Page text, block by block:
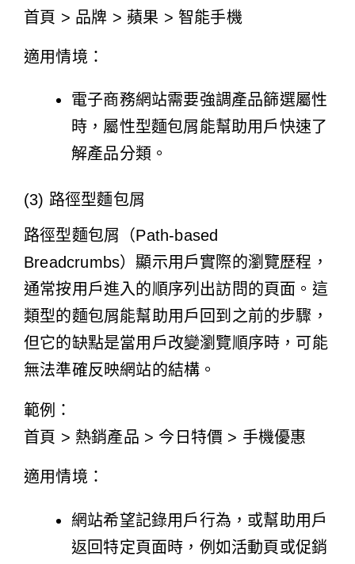
首頁 > 品牌 > 蘋果 > 智能手機
適用情境：
電子商務網站需要強調產品篩選屬性
時，屬性型麵包屑能幫助用戶快速了
解產品分類。
(3) 路徑型麵包屑
路徑型麵包屑（Path-based
Breadcrumbs）顯示用戶實際的瀏覽歷程，
通常按用戶進入的順序列出訪問的頁面。這
類型的麵包屑能幫助用戶回到之前的步驟，
但它的缺點是當用戶改變瀏覽順序時，可能
無法準確反映網站的結構。
範例：
首頁 > 熱銷產品 > 今日特價 > 手機優惠
適用情境：
網站希望記錄用戶行為，或幫助用戶
返回特定頁面時，例如活動頁或促銷